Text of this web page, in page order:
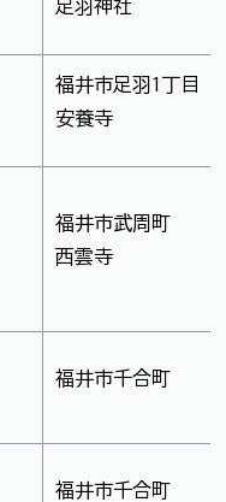
足羽神社
福井市足羽1丁目
安養寺
福井市武周町
西雲寺
福井市千合町
福井市千合町